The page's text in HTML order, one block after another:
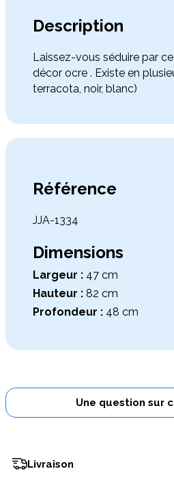
Description
Laissez-vous séduire par
décor ocre . Existe en
terracota, noir, blanc)
Référence
JJA-1334
Dimensions
Largeur : 47 cm
Hauteur : 82 cm
Profondeur : 48 cm
Une question sur
Livraison